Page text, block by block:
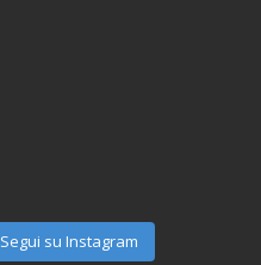
Segui su Instagram